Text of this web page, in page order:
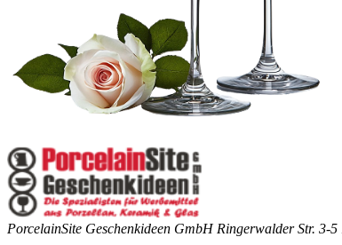
PorcelainSite Geschenkideen GmbH Ringerwalder Str. 3-5